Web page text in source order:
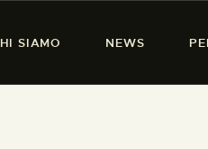
SIAMO NEWS